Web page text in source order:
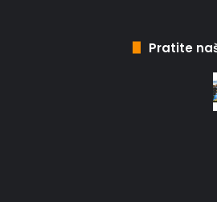
Pratite